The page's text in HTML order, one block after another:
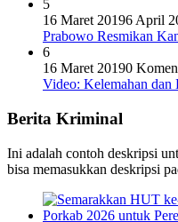
5
16 Maret 20196 April
Prabowo Resmikan
6
16 Maret 20190
Video: Kelemahan
Berita Kriminal
Ini adalah contoh deskripsi
bisa memasukkan deskripsi